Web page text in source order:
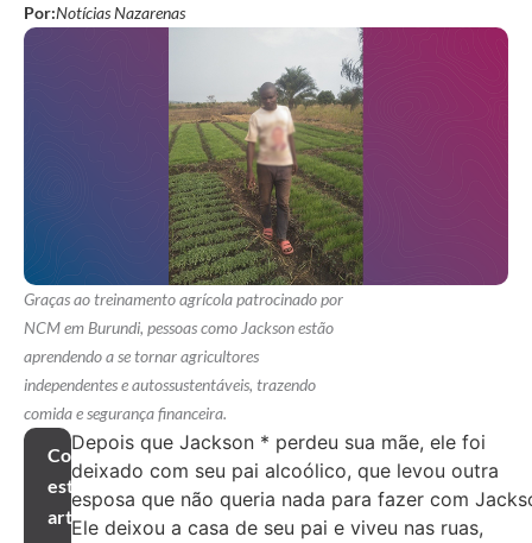
Por:Notícias Nazarenas
Graças ao treinamento agrícola patrocinado por
NCM em Burundi, pessoas como Jackson estão
aprendendo a se tornar agricultores
independentes e autossustentáveis, trazendo
comida e segurança financeira.
Compartilhar
este
artigo
Depois que Jackson * perdeu sua mãe, ele foi
deixado com seu pai alcoólico, que levou outra
esposa que não queria nada para fazer com
Ele deixou a casa de seu pai e viveu nas ruas,